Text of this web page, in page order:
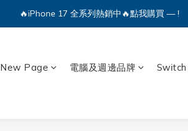
🔥iPhone 17 全系列熱銷中🔥點我購買 — !
New Page 電腦及週邊品牌 Switch